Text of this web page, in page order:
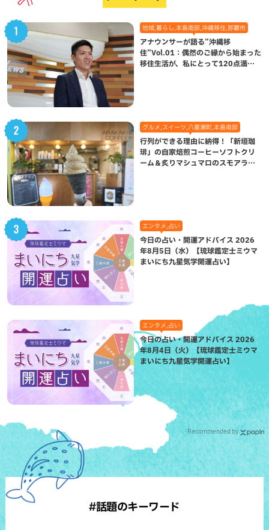
地域,暮らし,本島南部,沖縄移住,那覇市
アナウンサーが語る”沖縄移
住”Vol.01：偶然のご縁から始まった
移住生活が、私にとって120点満点
グルメ,スイーツ,八重瀬町,本島南部
行列ができる理由に納得！「新垣珈
琲」の自家焙煎コーヒーソフトクリ
ーム＆炙りマシュマロのスモアラテ
エンタメ,占い
今日の占い・開運アドバイス 2026
年8月5日（水）【琉球鑑定士ミウマ
まいにち九星気学開運占い】
エンタメ,占い
今日の占い・開運アドバイス 2026
年8月4日（火）【琉球鑑定士ミウマ
まいにち九星気学開運占い】
Recommended by
#話題のキーワード